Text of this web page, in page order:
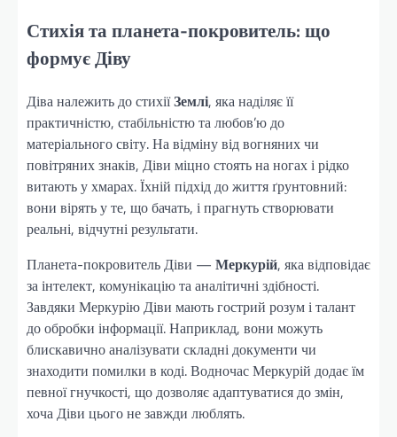
Стихія та планета-покровитель: що
формує Діву
Діва належить до стихіїЗемлі, яка наділяє її
практичністю, стабільністю та любов’ю до
матеріального світу. На відміну від вогняних чи
повітряних знаків, Діви міцно стоять на ногах і рідко
витають у хмарах. Їхній підхід до життя ґрунтовний:
вони вірять у те, що бачать, і прагнуть створювати
реальні, відчутні результати.
Планета-покровитель Діви — Меркурій, яка відповідає
за інтелект, комунікацію та аналітичні здібності.
Завдяки Меркурію Діви мають гострий розум і талант
до обробки інформації. Наприклад, вони можуть
блискавично аналізувати складні документи чи
знаходити помилки в коді. Водночас Меркурій додає їм
певної гнучкості, що дозволяє адаптуватися до змін,
хоча Діви цього не завжди люблять.